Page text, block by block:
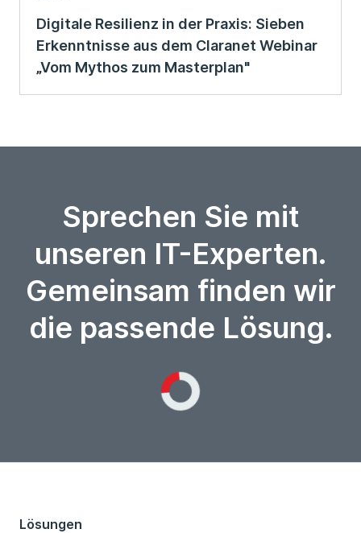
Digitale Resilienz in der Praxis: Sieben
Erkenntnisse aus dem Claranet Webinar
„Vom Mythos zum Masterplan"
Sprechen Sie mit
unseren IT-Experten.
Gemeinsam finden wir
die passende Lösung.
Lösungen